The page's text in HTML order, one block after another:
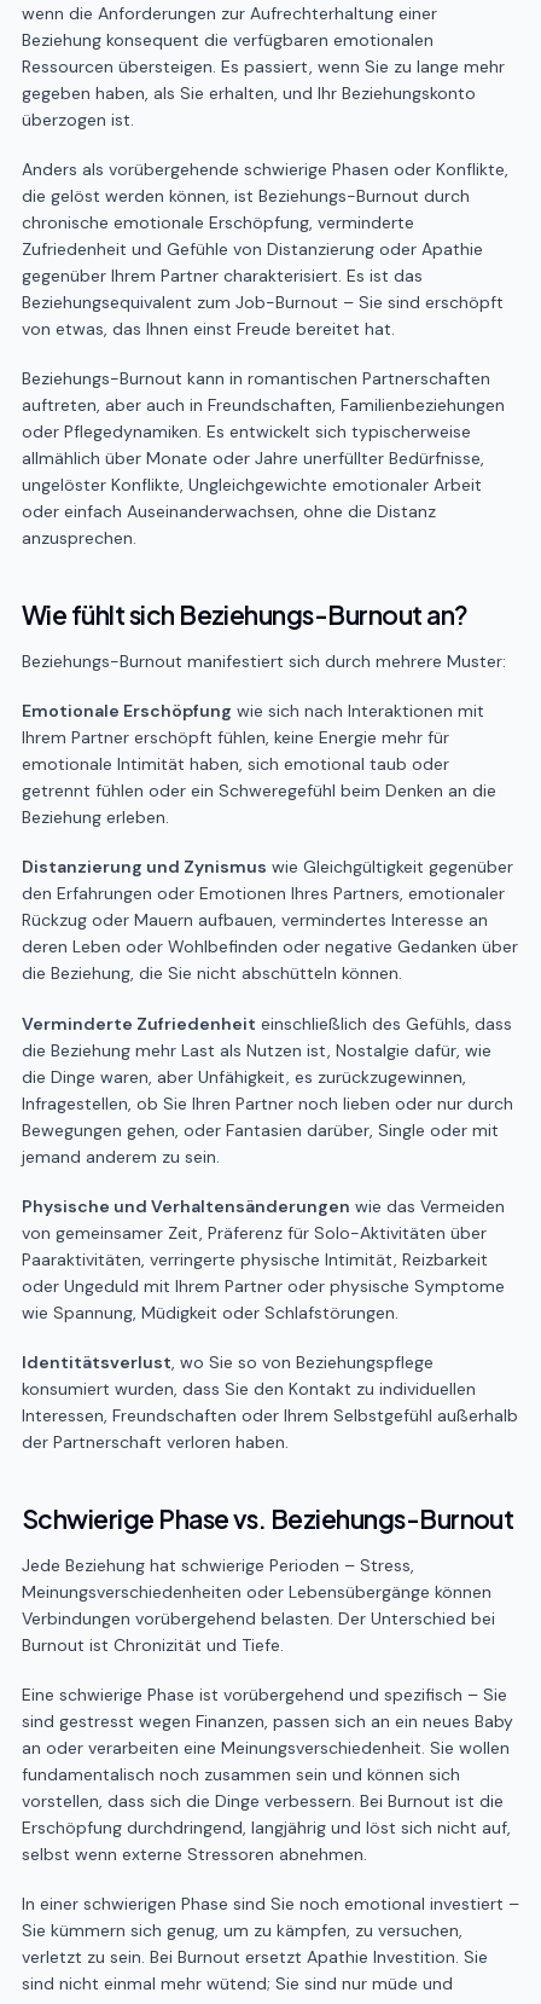
wenn die Anforderungen zur Aufrechterhaltung einer
Beziehung konsequent die verfügbaren emotionalen
Ressourcen übersteigen. Es passiert, wenn Sie zu lange mehr
gegeben haben, als Sie erhalten, und Ihr Beziehungskonto
überzogen ist.
Anders als vorübergehende schwierige Phasen oder Konflikte,
die gelöst werden können, ist Beziehungs-Burnout durch
chronische emotionale Erschöpfung, verminderte
Zufriedenheit und Gefühle von Distanzierung oder Apathie
gegenüber Ihrem Partner charakterisiert. Es ist das
Beziehungsequivalent zum Job-Burnout – Sie sind erschöpft
von etwas, das Ihnen einst Freude bereitet hat.
Beziehungs-Burnout kann in romantischen Partnerschaften
auftreten, aber auch in Freundschaften, Familienbeziehungen
oder Pflegedynamiken. Es entwickelt sich typischerweise
allmählich über Monate oder Jahre unerfüllter Bedürfnisse,
ungelöster Konflikte, Ungleichgewichte emotionaler Arbeit
oder einfach Auseinanderwachsen, ohne die Distanz
anzusprechen.
Wie fühlt sich Beziehungs-Burnout an?
Beziehungs-Burnout manifestiert sich durch mehrere Muster:
Emotionale Erschöpfung wie sich nach Interaktionen mit
Ihrem Partner erschöpft fühlen, keine Energie mehr für
emotionale Intimität haben, sich emotional taub oder
getrennt fühlen oder ein Schweregefühl beim Denken an die
Beziehung erleben.
Distanzierung und Zynismus wie Gleichgültigkeit gegenüber
den Erfahrungen oder Emotionen Ihres Partners, emotionaler
Rückzug oder Mauern aufbauen, vermindertes Interesse an
deren Leben oder Wohlbefinden oder negative Gedanken über
die Beziehung, die Sie nicht abschütteln können.
Verminderte Zufriedenheit einschließlich des Gefühls, dass
die Beziehung mehr Last als Nutzen ist, Nostalgie dafür, wie
die Dinge waren, aber Unfähigkeit, es zurückzugewinnen,
Infragestellen, ob Sie Ihren Partner noch lieben oder nur durch
Bewegungen gehen, oder Fantasien darüber, Single oder mit
jemand anderem zu sein.
Physische und Verhaltensänderungen wie das Vermeiden
von gemeinsamer Zeit, Präferenz für Solo-Aktivitäten über
Paaraktivitäten, verringerte physische Intimität, Reizbarkeit
oder Ungeduld mit Ihrem Partner oder physische Symptome
wie Spannung, Müdigkeit oder Schlafstörungen.
Identitätsverlust, wo Sie so von Beziehungspflege
konsumiert wurden, dass Sie den Kontakt zu individuellen
Interessen, Freundschaften oder Ihrem Selbstgefühl außerhalb
der Partnerschaft verloren haben.
Schwierige Phase vs. Beziehungs-Burnout
Jede Beziehung hat schwierige Perioden – Stress,
Meinungsverschiedenheiten oder Lebensübergänge können
Verbindungen vorübergehend belasten. Der Unterschied bei
Burnout ist Chronizität und Tiefe.
Eine schwierige Phase ist vorübergehend und spezifisch – Sie
sind gestresst wegen Finanzen, passen sich an ein neues Baby
an oder verarbeiten eine Meinungsverschiedenheit. Sie wollen
fundamentalisch noch zusammen sein und können sich
vorstellen, dass sich die Dinge verbessern. Bei Burnout ist die
Erschöpfung durchdringend, langjährig und löst sich nicht auf,
selbst wenn externe Stressoren abnehmen.
In einer schwierigen Phase sind Sie noch emotional investiert –
Sie kümmern sich genug, um zu kämpfen, zu versuchen,
verletzt zu sein. Bei Burnout ersetzt Apathie Investition. Sie
sind nicht einmal mehr wütend; Sie sind nur müde und